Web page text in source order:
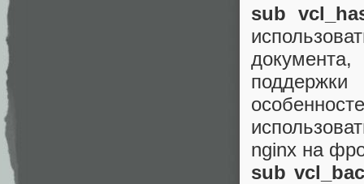
sub
nginx на
sub